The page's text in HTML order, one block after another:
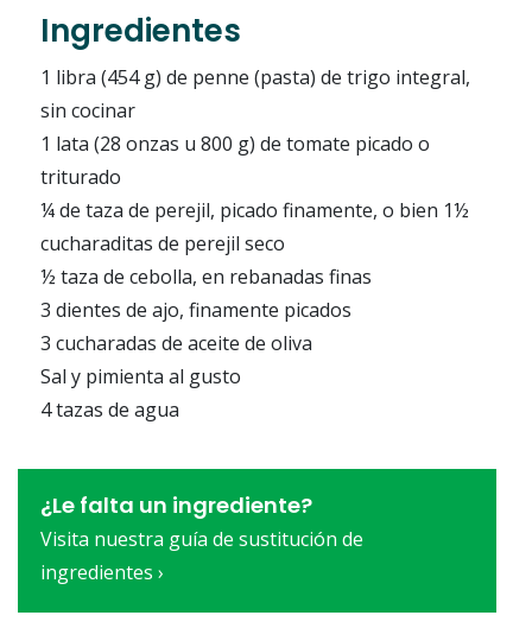
Ingredientes
1 libra (454 g) de penne (pasta) de trigo integral,
sin cocinar
1 lata (28 onzas u 800 g) de tomate picado o
triturado
¼ de taza de perejil, picado finamente, o bien 1½
cucharaditas de perejil seco
½ taza de cebolla, en rebanadas finas
3 dientes de ajo, finamente picados
3 cucharadas de aceite de oliva
Sal y pimienta al gusto
4 tazas de agua
¿Le falta un ingrediente?
Visita nuestra guía de sustitución de
ingredientes ›